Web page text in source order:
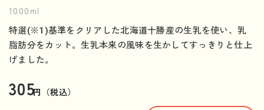
1000ml
特選(※1)基準をクリアした北海道十勝産の生乳を使い、乳
脂肪分をカット。生乳本来の風味を生かしてすっきりと仕上
げました。
305円（税込）